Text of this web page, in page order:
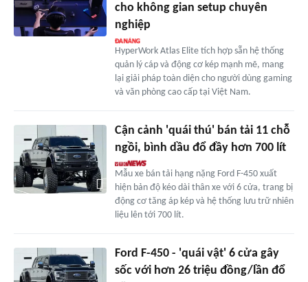
cho không gian setup chuyên
nghiệp
HyperWork Atlas Elite tích hợp sẵn hệ thống
quản lý cáp và động cơ kép mạnh mẽ, mang
lại giải pháp toàn diện cho người dùng gaming
và văn phòng cao cấp tại Việt Nam.
Cận cảnh 'quái thú' bán tải 11 chỗ
ngồi, bình dầu đổ đầy hơn 700 lít
Mẫu xe bán tải hạng nặng Ford F-450 xuất
hiện bản độ kéo dài thân xe với 6 cửa, trang bị
động cơ tăng áp kép và hệ thống lưu trữ nhiên
liệu lên tới 700 lít.
Ford F-450 - 'quái vật' 6 cửa gây
sốc với hơn 26 triệu đồng/lần đổ